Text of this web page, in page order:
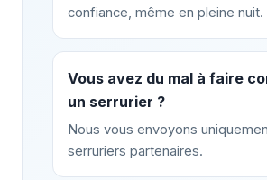
confiance, même en pleine nuit.
Vous avez du mal à faire
un serrurier ?
Nous vous envoyons
serruriers partenaires.